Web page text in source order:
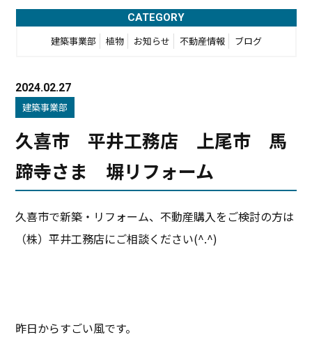
CATEGORY
建築事業部 植物 お知らせ 不動産情報 ブログ
2024.02.27
建築事業部
久喜市 平井工務店 上尾市 馬
蹄寺さま 塀リフォーム
久喜市で新築・リフォーム、不動産購入をご検討の方は
（株）平井工務店にご相談ください(^.^)
昨日からすごい風です。